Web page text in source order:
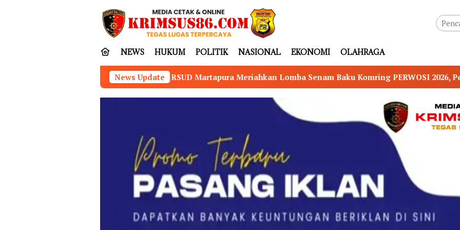
NEWS HUKUM POLITIK NASIONAL EKONOMI OLAHRAGA
News Update
RSUD Martapura Meriahkan Lomba Senam Baku Komring PERWOSI 2026, Perkuat Kebersamaan